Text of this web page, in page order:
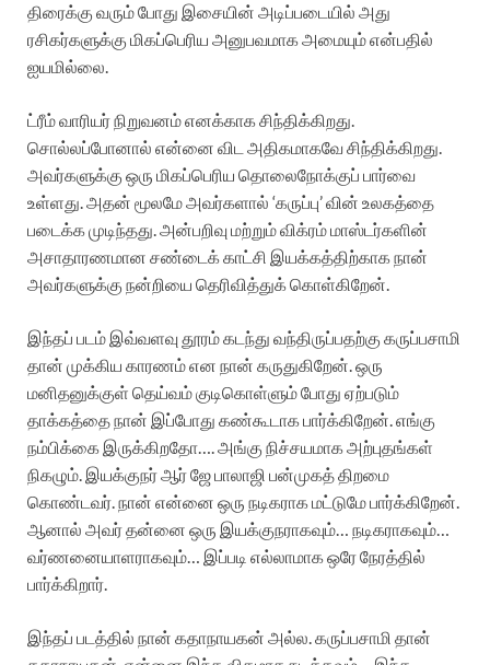
திரைக்கு வரும் போது இசையின் அடிப்படையில் அது
ரசிகர்களுக்கு மிகப்பெரிய அனுபவமாக அமையும் என்பதில்
ஐயமில்லை.
ட்ரீம் வாரியர் நிறுவனம் எனக்காக சிந்திக்கிறது.
சொல்லப்போனால் என்னை விட அதிகமாகவே சிந்திக்கிறது.
அவர்களுக்கு ஒரு மிகப்பெரிய தொலைநோக்குப் பார்வை
உள்ளது. அதன் மூலமே அவர்களால் ‘கருப்பு’ வின் உலகத்தை
படைக்க முடிந்தது. அன்பறிவு மற்றும் விக்ரம் மாஸ்டர்களின்
அசாதாரணமான சண்டைக் காட்சி இயக்கத்திற்காக நான்
அவர்களுக்கு நன்றியை தெரிவித்துக் கொள்கிறேன்.‌
இந்தப் படம் இவ்வளவு தூரம் கடந்து வந்திருப்பதற்கு கருப்பசாமி
தான் முக்கிய காரணம் என நான் கருதுகிறேன். ஒரு
மனிதனுக்குள் தெய்வம் குடிகொள்ளும் போது ஏற்படும்
தாக்கத்தை நான் இப்போது கண்கூடாக பார்க்கிறேன். எங்கு
நம்பிக்கை இருக்கிறதோ…. அங்கு நிச்சயமாக அற்புதங்கள்
நிகழும். இயக்குநர் ஆர் ஜே பாலாஜி பன்முகத் திறமை
கொண்டவர். நான் என்னை ஒரு நடிகராக மட்டுமே பார்க்கிறேன்.
ஆனால் அவர் தன்னை ஒரு இயக்குநராகவும்… நடிகராகவும்…
வர்ணனையாளராகவும்… இப்படி எல்லாமாக ஒரே நேரத்தில்
பார்க்கிறார்.
இந்தப் படத்தில் நான் கதாநாயகன் அல்ல. கருப்பசாமி தான்